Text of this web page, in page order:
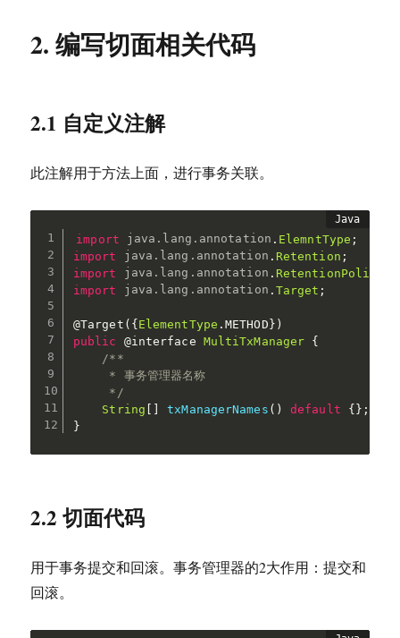
2. 编写切面相关代码
2.1 自定义注解
此注解用于方法上面，进行事务关联。
import java . lang . annotation . ElemntType ;
import
java . lang . annotation . Retention ;
import
java . lang . annotation . RetentionPolicy
import
java . lang . annotation . Target ;
@Target ( {ElementType .METHOD} )
public
@interface MultiTxManager {
/**
     * 事务管理器名称
     */
String [ ] txManagerNames ( ) default {} ;
}
2.2 切面代码
用于事务提交和回滚。事务管理器的2大作用：提交和
回滚。